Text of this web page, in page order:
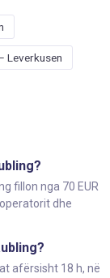
Leverkusen
fillon nga 70 EUR
dhe
afërsisht 18 h, në